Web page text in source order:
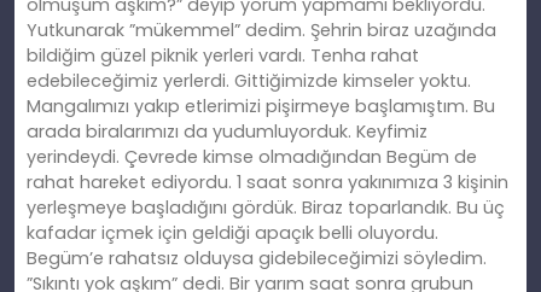
olmuşum aşkım?” deyip yorum yapmamı bekliyordu.
Yutkunarak ”mükemmel” dedim. Şehrin biraz uzağında
bildiğim güzel piknik yerleri vardı. Tenha rahat
edebileceğimiz yerlerdi. Gittiğimizde kimseler yoktu.
Mangalımızı yakıp etlerimizi pişirmeye başlamıştım. Bu
arada biralarımızı da yudumluyorduk. Keyfimiz
yerindeydi. Çevrede kimse olmadığından Begüm de
rahat hareket ediyordu. 1 saat sonra yakınımıza 3 kişinin
yerleşmeye başladığını gördük. Biraz toparlandık. Bu üç
kafadar içmek için geldiği apaçık belli oluyordu.
Begüm’e rahatsız olduysa gidebileceğimizi söyledim.
”Sıkıntı yok aşkım” dedi. Bir yarım saat sonra grubun